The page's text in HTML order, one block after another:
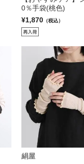
0％手袋(桃色)
¥1,870 （税込）
絹屋